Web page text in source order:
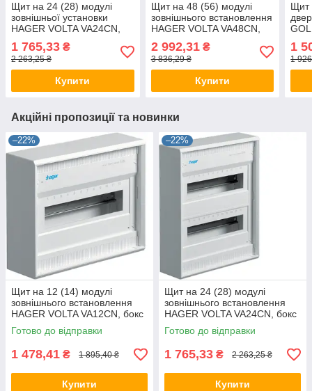
Щит на 24 (28) модулі
зовнішньої установки
HAGER VOLTA VA24CN,
бокс Хагер, шафа
розподільна (Smart
Rozetka)
1 765,33 ₴
2 263,25 ₴
Купити
Щит на 48 (56) модулі
зовнішнього встановлення
HAGER VOLTA VA48CN,
бокс Хагер, шафа
розподільна (Smart
Rozetka)
2 992,31₴
3 836,29 ₴
Купити
Щит
1
1
Акційні пропозиції та новинки
–22%
Щит на 12 (14) модулі
зовнішнього встановлення
HAGER VOLTA VA12CN, бокс
Хагер, шафа розподільна
для автоматів
Готово до відправки
1 478,41 ₴ 1 895,40 ₴
Купити
–22%
Щит на 24 (28) модулі
зовнішнього встановлення
HAGER VOLTA VA24CN, бокс
Хагер, шафа розподільна
для автоматів
Готово до відправки
1 765,33 ₴ 2 263,25 ₴
Купити